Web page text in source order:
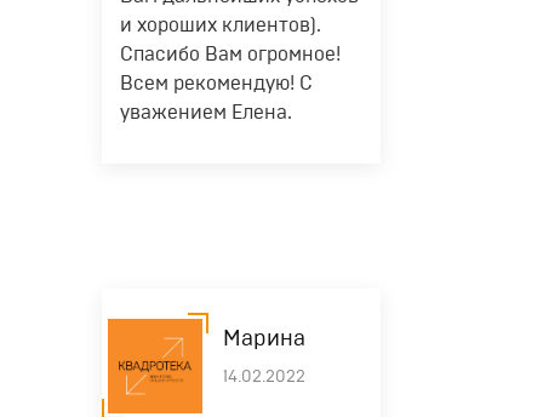
и хороших клиентов).
Спасибо Вам огромное!
Всем рекомендую! С
уважением Елена.
Марина
14.02.2022